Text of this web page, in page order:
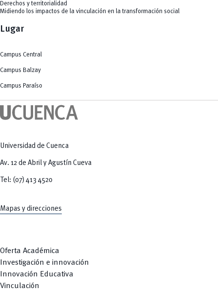
Derechos y territorialidad
Midiendo los impactos de la vinculación en la transformación social
Lugar
Campus Central
Campus Balzay
Campus Paraíso
Universidad de Cuenca
Av. 12 de Abril y Agustín Cueva
Tel: (07) 413 4520
Mapas y direcciones
Oferta Académica
Investigación e innovación
Innovación Educativa
Vinculación